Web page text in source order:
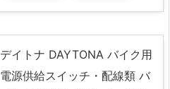
デイトナ DAYTONA バイク用
電源供給スイッチ・配線類 バ